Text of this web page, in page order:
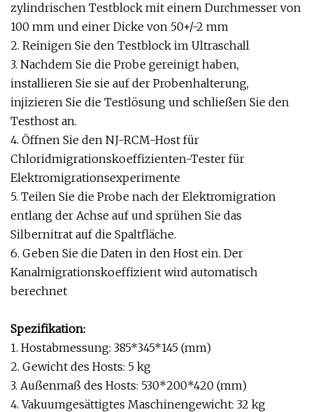
zylindrischen Testblock mit einem Durchmesser von
100 mm und einer Dicke von 50+/-2 mm
2. Reinigen Sie den Testblock im Ultraschall
3. Nachdem Sie die Probe gereinigt haben,
installieren Sie sie auf der Probenhalterung,
injizieren Sie die Testlösung und schließen Sie den
Testhost an.
4. Öffnen Sie den NJ-RCM-Host für
Chloridmigrationskoeffizienten-Tester für
Elektromigrationsexperimente
5. Teilen Sie die Probe nach der Elektromigration
entlang der Achse auf und sprühen Sie das
Silbernitrat auf die Spaltfläche.
6. Geben Sie die Daten in den Host ein. Der
Kanalmigrationskoeffizient wird automatisch
berechnet
Spezifikation:
1. Hostabmessung: 385*345*145 (mm)
2. Gewicht des Hosts: 5 kg
3. Außenmaß des Hosts: 530*200*420 (mm)
4. Vakuumgesättigtes Maschinengewicht: 32 kg